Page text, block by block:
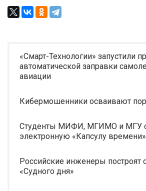
«Смарт-Технологии» запустили
автоматической заправки
авиации
Кибермошенники осваивают
Студенты МИФИ, МГИМО и МГУ
электронную «Капсулу времени»
Российские инженеры построят
«Судного дня»